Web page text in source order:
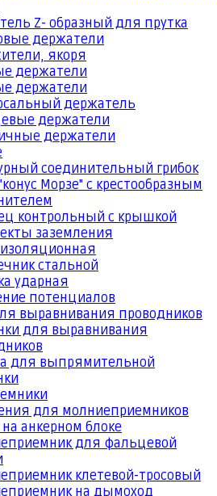
Z- образный для прутка
держатели
якоря
держатели
держатели
держатель
держатели
держатели
соединительный грибок
Морзе" с крестообразным
контрольный с крышкой
заземления
стальной
ударная
потенциалов
выравнивания проводников
для выравнивания
для выпрямительной
для молниеприемников
анкерном блоке
для фальцевой
клетевой-тросовый
на дымоход